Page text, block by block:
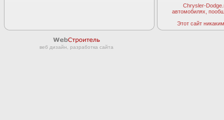
Chrysler-
автомобилях,
Этот сайт
веб дизайн, разработка сайта